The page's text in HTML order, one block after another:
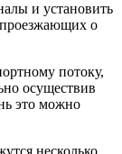
и установить
о
потоку,
осуществив
это можно
несколько